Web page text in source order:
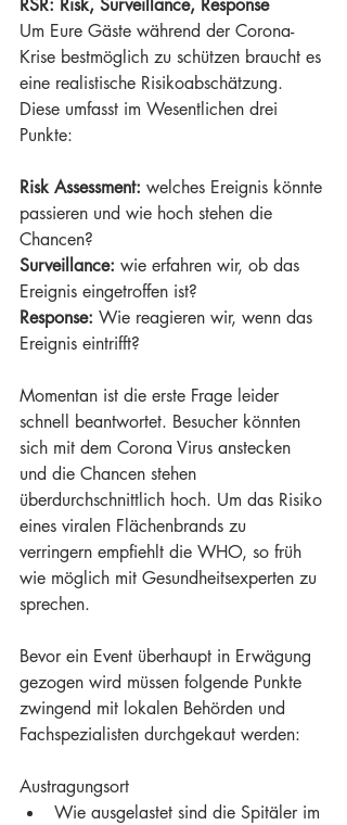
RSR: Risk, Surveillance, Response
Um Eure Gäste während der Corona-
Krise bestmöglich zu schützen braucht es
eine realistische Risikoabschätzung.
Diese umfasst im Wesentlichen drei
Punkte:
Risk Assessment: welches Ereignis könnte
passieren und wie hoch stehen die
Chancen?
Surveillance: wie erfahren wir, ob das
Ereignis eingetroffen ist?
Response: Wie reagieren wir, wenn das
Ereignis eintrifft?
Momentan ist die erste Frage leider
schnell beantwortet. Besucher könnten
sich mit dem Corona Virus anstecken
und die Chancen stehen
überdurchschnittlich hoch. Um das Risiko
eines viralen Flächenbrands zu
verringern empfiehlt die WHO, so früh
wie möglich mit Gesundheitsexperten zu
sprechen.
Bevor ein Event überhaupt in Erwägung
gezogen wird müssen folgende Punkte
zwingend mit lokalen Behörden und
Fachspezialisten durchgekaut werden:
Austragungsort
Wie ausgelastet sind die Spitäler im